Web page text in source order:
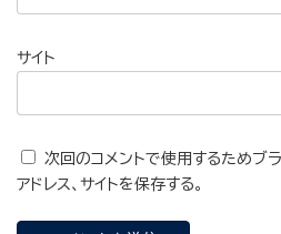
サイト
次回のコメントで使用するためブ
アドレス、サイトを保存する。